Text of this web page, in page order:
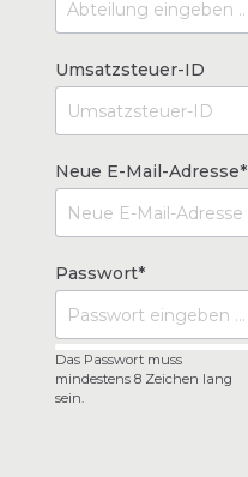
Umsatzsteuer-ID
Neue E-Mail-Adresse*
Passwort*
Das Passwort muss
mindestens 8 Zeichen lang
sein.